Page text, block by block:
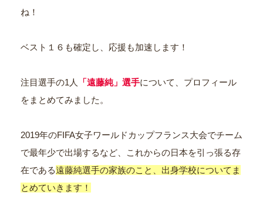
ね！
ベスト１６も確定し、応援も加速します！
注目選手の1人 「遠藤純」選手について、プロフィール
をまとめてみました。
2019年のFIFA女子ワールドカップフランス大会でチーム
で最年少で出場するなど、これからの日本を引っ張る存
在である遠藤純選手の家族のこと、出身学校についてま
とめていきます！